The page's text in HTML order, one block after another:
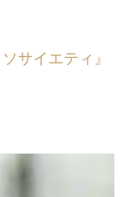
サイエティ』